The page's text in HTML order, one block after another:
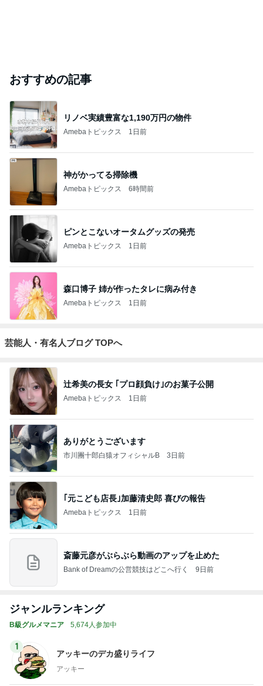
おすすめの記事
リノベ実績豊富な1,190万円の物件
Amebaトピックス 1日前
神がかってる掃除機
Amebaトピックス 6時間前
ピンとこないオータムグッズの発売
Amebaトピックス 1日前
森口博子 姉が作ったタレに病み付き
Amebaトピックス 1日前
芸能人・有名人ブログ TOPへ
辻希美の長女 ｢プロ顔負け｣のお菓子公開
Amebaトピックス 1日前
ありがとうございます
市川團十郎白猿オフィシャルB 3日前
｢元こども店長｣加藤清史郎 喜びの報告
Amebaトピックス 1日前
斎藤元彦がぶらぶら動画のアップを止めた
Bank of Dreamの公営競技はどこへ行く 9日前
ジャンルランキング
B級グルメマニア 5,674人参加中
1
アッキーのデカ盛りライフ
アッキー